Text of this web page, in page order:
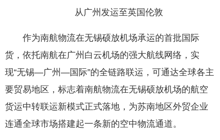
从广州发运至英国伦敦
作为南航物流在无锡硕放机场承运的首批国际
货，依托南航在广州白云机场的强大航线网络，实
现“无锡—广州—国际”的全链路联运，可通达全球各主
要贸易地区，标志着南航物流在无锡硕放机场的航空
货运中转联运新模式正式落地，为苏南地区外贸企业
连通全球市场搭建起一条新的空中物流通道。